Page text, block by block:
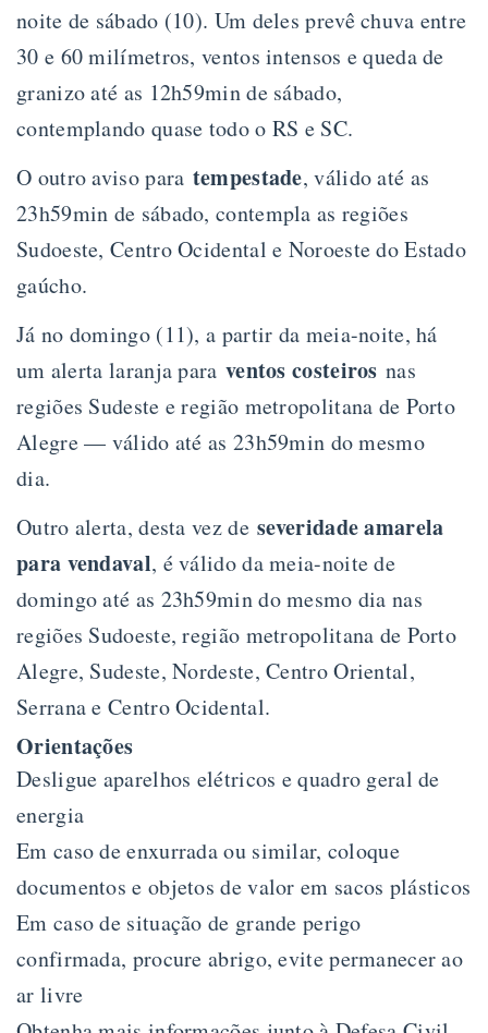
noite de sábado (10). Um deles prevê chuva entre
30 e 60 milímetros, ventos intensos e queda de
granizo até as 12h59min de sábado,
contemplando quase todo o RS e SC.
O outro aviso para tempestade, válido até as
23h59min de sábado, contempla as regiões
Sudoeste, Centro Ocidental e Noroeste do Estado
gaúcho.
Já no domingo (11), a partir da meia-noite, há
um alerta laranja para ventos costeiros nas
regiões Sudeste e região metropolitana de Porto
Alegre — válido até as 23h59min do mesmo
dia.
Outro alerta, desta vez deseveridade amarela
para vendaval, é válido da meia-noite de
domingo até as 23h59min do mesmo dia nas
regiões Sudoeste, região metropolitana de Porto
Alegre, Sudeste, Nordeste, Centro Oriental,
Serrana e Centro Ocidental.
Orientações
Desligue aparelhos elétricos e quadro geral de
energia
Em caso de enxurrada ou similar, coloque
documentos e objetos de valor em sacos plásticos
Em caso de situação de grande perigo
confirmada, procure abrigo, evite permanecer ao
ar livre